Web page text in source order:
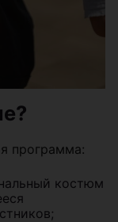
программа:
костюм